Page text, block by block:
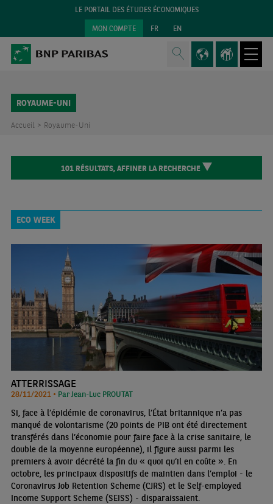
LE PORTAIL DES ÉTUDES ÉCONOMIQUES
MON COMPTE FR EN
ROYAUME-UNI
Accueil > Royaume-Uni
101 RÉSULTATS,AFFINER LA RECHERCHE
ECO WEEK
ATTERRISSAGE
28/11/2021 • Par Jean-Luc PROUTAT
Si, face à l’épidémie de coronavirus, l’État britannique n’a pas
manqué de volontarisme (20 points de PIB ont été directement
transférés dans l’économie pour faire face à la crise sanitaire, le
double de la moyenne européenne), il figure aussi parmi les
premiers à avoir décrété la fin du « quoi qu’il en coûte ». En
octobre, les principaux dispositifs de maintien dans l’emploi - le
Coronavirus Job Retention Scheme (CJRS) et le Self-employed
Income Support Scheme (SEISS) - disparaissaient.